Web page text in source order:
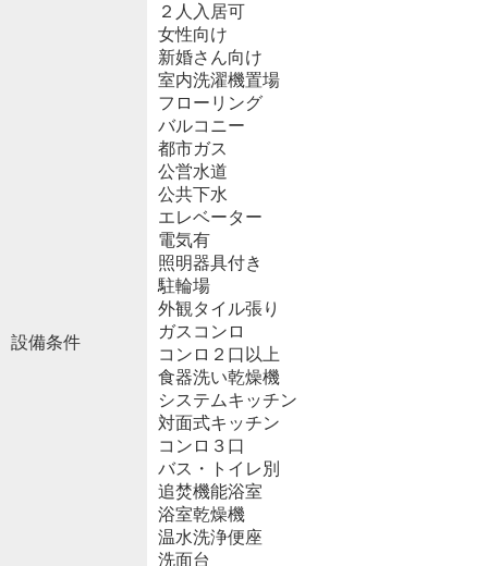
設備条件
２人入居可
女性向け
新婚さん向け
室内洗濯機置場
フローリング
バルコニー
都市ガス
公営水道
公共下水
エレベーター
電気有
照明器具付き
駐輪場
外観タイル張り
ガスコンロ
コンロ２口以上
食器洗い乾燥機
システムキッチン
対面式キッチン
コンロ３口
バス・トイレ別
追焚機能浴室
浴室乾燥機
温水洗浄便座
洗面台